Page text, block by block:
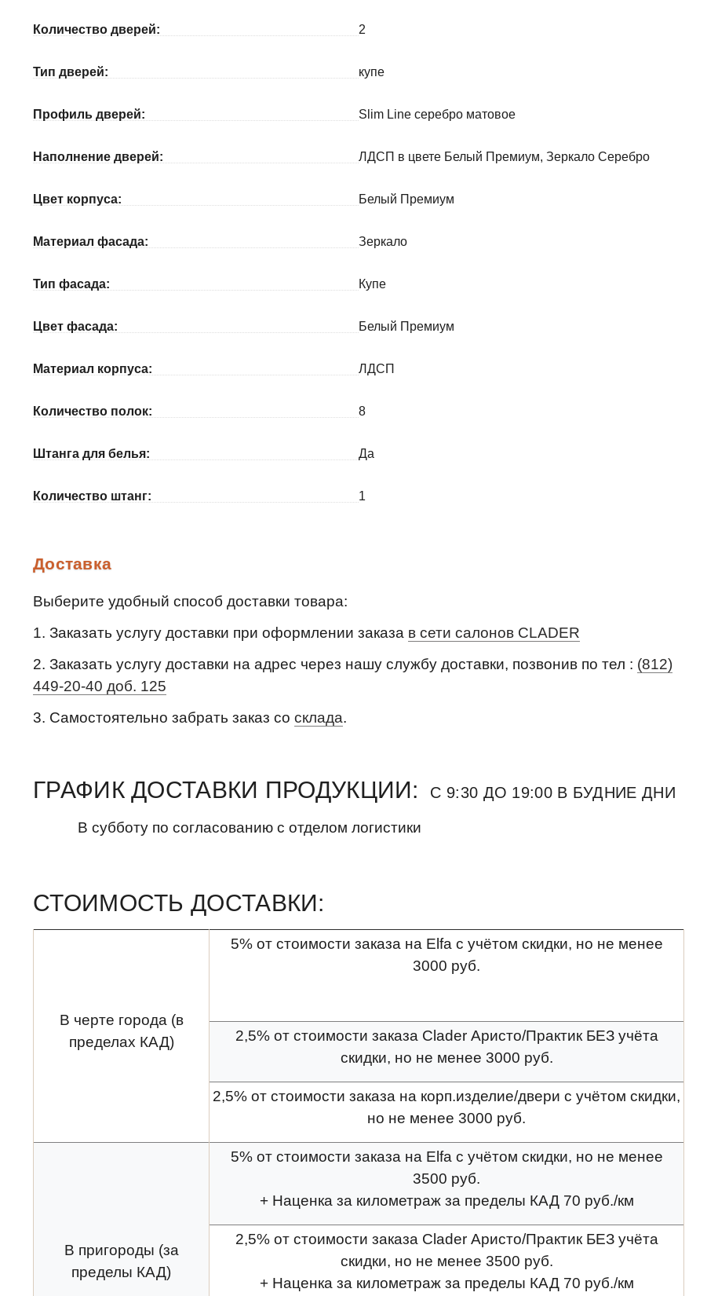
Количество дверей: 2
Тип дверей: купе
Профиль дверей: Slim Line серебро матовое
Наполнение дверей: ЛДСП в цвете Белый Премиум, Зеркало Серебро
Цвет корпуса: Белый Премиум
Материал фасада: Зеркало
Тип фасада: Купе
Цвет фасада: Белый Премиум
Материал корпуса: ЛДСП
Количество полок: 8
Штанга для белья: Да
Количество штанг: 1
Доставка
Выберите удобный способ доставки товара:
1. Заказать услугу доставки при оформлении заказа в сети салонов CLADER
2. Заказать услугу доставки на адрес через нашу службу доставки, позвонив по тел : (812)
449-20-40 доб. 125
3. Самостоятельно забрать заказ со склада.
ГРАФИК ДОСТАВКИ ПРОДУКЦИИ: С 9:30 ДО 19:00 В БУДНИЕ ДНИ
В субботу по согласованию с отделом логистики
СТОИМОСТЬ ДОСТАВКИ:
В черте города (в
пределах КАД)
5% от стоимости заказа на Elfa с учётом скидки, но не менее
3000 руб.
2,5% от стоимости заказа Clader Аристо/Практик БЕЗ учёта
скидки, но не менее 3000 руб.
2,5% от стоимости заказа на корп.изделие/двери с учётом скидки,
но не менее 3000 руб.
В пригороды (за
пределы КАД)
5% от стоимости заказа на Elfa с учётом скидки, но не менее
3500 руб.
+ Наценка за километраж за пределы КАД 70 руб./км
2,5% от стоимости заказа Clader Аристо/Практик БЕЗ учёта
скидки, но не менее 3500 руб.
+ Наценка за километраж за пределы КАД 70 руб./км